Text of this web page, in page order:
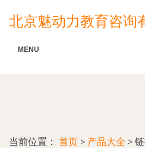
北京魅动力教育咨询
MENU
当前位置： 首页 > 产品大全 >